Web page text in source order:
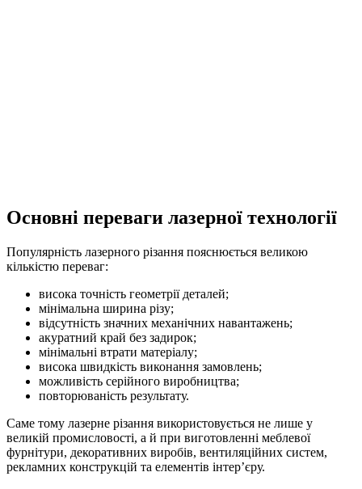
Основні переваги лазерної технології
Популярність лазерного різання пояснюється великою
кількістю переваг:
висока точність геометрії деталей;
мінімальна ширина різу;
відсутність значних механічних навантажень;
акуратний край без задирок;
мінімальні втрати матеріалу;
висока швидкість виконання замовлень;
можливість серійного виробництва;
повторюваність результату.
Саме тому лазерне різання використовується не лише у
великій промисловості, а й при виготовленні меблевої
фурнітури, декоративних виробів, вентиляційних систем,
рекламних конструкцій та елементів інтер’єру.